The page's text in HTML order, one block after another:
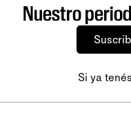
Nuestro
Si ya